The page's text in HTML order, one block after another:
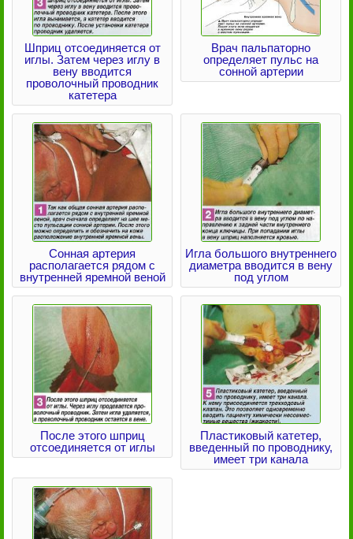
Шприц отсоединяется от
иглы. Затем через иглу в
вену вводится
проволочный проводник
катетера
Врач пальпаторно
определяет пульс на
сонной артерии
Сонная артерия
располагается рядом с
внутренней яремной веной
Игла большого внутреннего
диаметра вводится в вену
под углом
После этого шприц
отсоединяется от иглы
Пластиковый катетер,
введенный по проводнику,
имеет три канала